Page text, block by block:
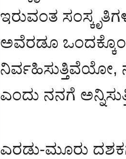
ಇರುವಂತ
ಅವೆರಡೂ
ನಿರ್ವಹಿಸುತ್ತಿವೆಯೋ,
ಎಂದು ನನಗೆ
ಎರಡು-ಮೂರು